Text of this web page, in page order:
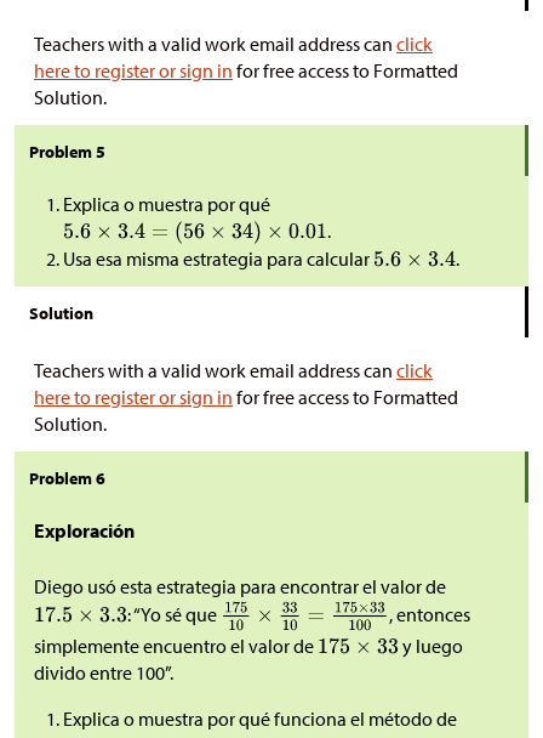
Teachers with a valid work email address can click
here to register or sign in for free access to Formatted
Solution.
Problem 5
Explica o muestra por qué
.
Usa esa misma estrategia para calcular
.
Solution
Teachers with a valid work email address can click
here to register or sign in for free access to Formatted
Solution.
Problem 6
Exploración
Diego usó esta estrategia para encontrar el valor de
: “Yo sé que
, entonces
simplemente encuentro el valor de
y luego
divido entre 100”.
Explica o muestra por qué funciona el método de